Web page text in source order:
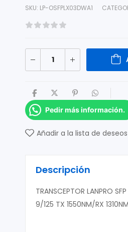
SKU: LP-OSFPLX03DWA1
Pedir más información.
Añadir a la lista de deseos
Descripción
TRANSCEPTOR LANPRO
9/125 TX 1550NM/RX